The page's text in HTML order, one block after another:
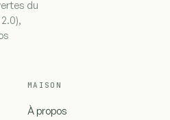
du
MAISON
À propos